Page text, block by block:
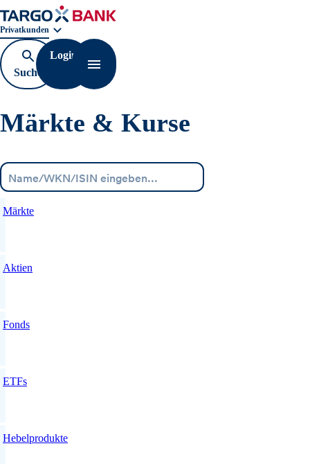
Geschäftsbereichnavigation. Aktuelle Auswahl:
Privatkunden
Suche
öffnen
Login
Navigation öffnen
Märkte & Kurse
Märkte
Aktien
Fonds
ETFs
Hebelprodukte